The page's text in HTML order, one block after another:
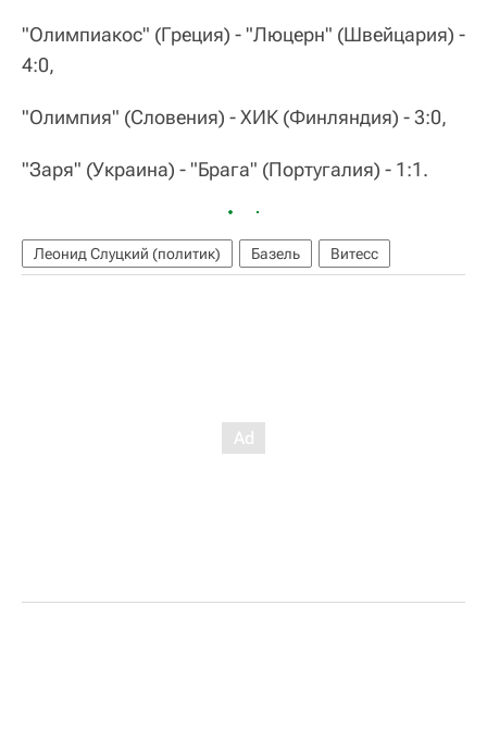
"Олимпиакос" (Греция) - "Люцерн" (Швейцария) -
4:0,
"Олимпия" (Словения) - ХИК (Финляндия) - 3:0,
"Заря" (Украина) - "Брага" (Португалия) - 1:1.
Леонид Слуцкий (политик) Базель Витесс